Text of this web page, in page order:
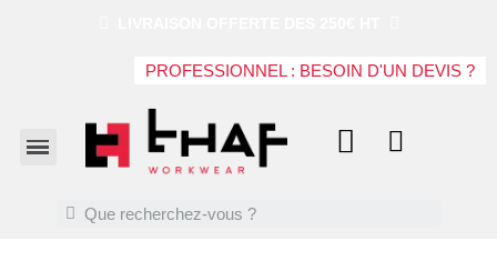
PROFESSIONNEL : BESOIN D'UN DEVIS ?